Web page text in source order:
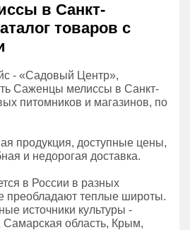
в Санкт-
товаров с
- «Садовый Центр»,
Саженцы мелиссы в Санкт-
питомников и магазинов, по
продукция, доступные цены,
и недорогая доставка.
в России в разных
преобладают теплые широты.
источники культуры -
Самарская область, Крым,